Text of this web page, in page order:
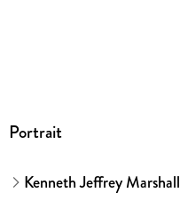
Portrait
Kenneth Jeffrey Marshall